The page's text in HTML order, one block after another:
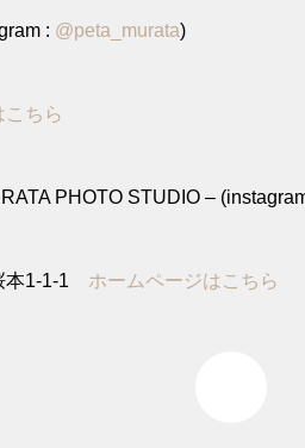
: @peta_murata)
こちら
PHOTO STUDIO –
本1-1-1 ホームページはこちら